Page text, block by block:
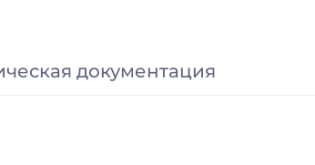
документация